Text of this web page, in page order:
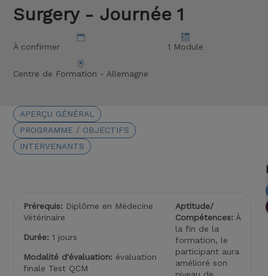
Surgery - Journée 1
À confirmer 1 Module
Centre de Formation - Allemagne
APERÇU GÉNÉRAL
PROGRAMME / OBJECTIFS
INTERVENANTS
Prérequis: Diplôme en Médecine
Vétérinaire
Durée: 1 jours
Modalité d'évaluation: évaluation
finale Test QCM
Aptitude/
Compétences: À
la fin de la
formation, le
participant aura
amélioré son